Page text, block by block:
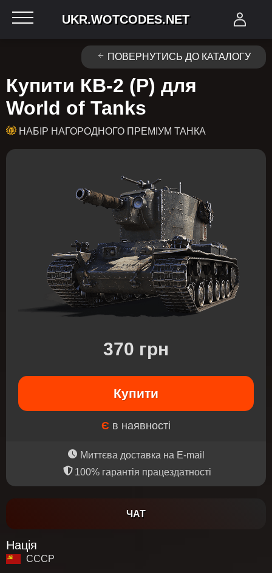
UKR.WOTCODES.NET
ПОВЕРНУТИСЬ ДО КАТАЛОГУ
Купити КВ-2 (Р) для
World of Tanks
НАБІР НАГОРОДНОГО ПРЕМІУМ ТАНКА
370 грн
Купити
Є в наявності
Миттєва доставка на E-mail
100% гарантія працездатності
ЧАТ
Нація
СССР